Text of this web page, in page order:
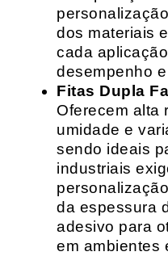
dos materiais
cada
desempenho
Fitas Dupla
Oferecem alta
umidade e
sendo ideais
industriais
da espessura
adesivo para
em ambientes